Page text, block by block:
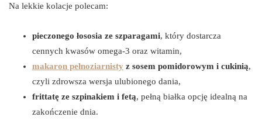
Na lekkie kolacje polecam:
pieczonego łososia ze szparagami, który dostarcza
cennych kwasów omega-3 oraz witamin,
makaron pełnoziarnisty z sosem pomidorowym i cukinią,
czyli zdrowsza wersja ulubionego dania,
frittatę ze szpinakiem i fetą, pełną białka opcję idealną na
zakończenie dnia.